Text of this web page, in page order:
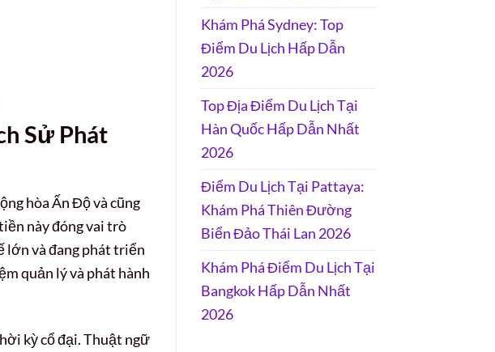
Sử Phát
hòa Ấn Độ và cũng
này đóng vai trò
lớn và đang phát triển
quản lý và phát hành
kỳ cổ đại. Thuật ngữ
Khám Phá Sydney: Top
Điểm Du Lịch Hấp Dẫn
2026
Top Địa Điểm Du Lịch Tại
Hàn Quốc Hấp Dẫn Nhất
2026
Điểm Du Lịch Tại Pattaya:
Khám Phá Thiên Đường
Biển Đảo Thái Lan 2026
Khám Phá Điểm Du Lịch Tại
Bangkok Hấp Dẫn Nhất
2026